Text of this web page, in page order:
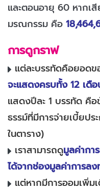
และตอนอายุ 60 หากเ
มรณกรรม คือ
การดูกราฟ
แต่ละบรรทัดคือยอดข
จะแสดงครบทั้ง 12 เดื
แสดงปีละ 1 บรรทัด คื
ธรรม์ที่มีการจ่ายเบี้ยปร
ในตาราง)
เราสามารถดูมูลค่ากา
ได้จากช่องมูลค่าการล
แต่หากมีการออมเพิ่ม